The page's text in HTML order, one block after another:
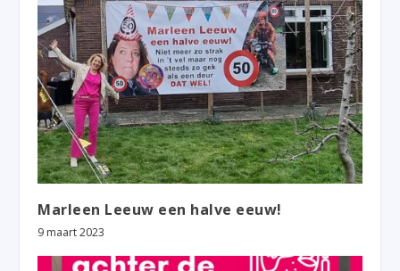
Marleen Leeuw een halve eeuw!
9 maart 2023